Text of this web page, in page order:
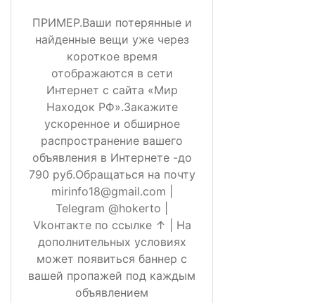
ПРИМЕР.Ваши потерянные и
найденные вещи уже через
короткое время
отображаются в сети
Интернет с сайта «Мир
Находок РФ».Закажите
ускоренное и обширное
распространение вашего
объявления в Интернете -до
790 руб.Обращаться на почту
mirinfo18@gmail.com |
Telegram @hokerto |
Vkонтакте по ссылке ↑ | На
дополнительных условиях
может появиться баннер с
вашей пропажей под каждым
объявлением